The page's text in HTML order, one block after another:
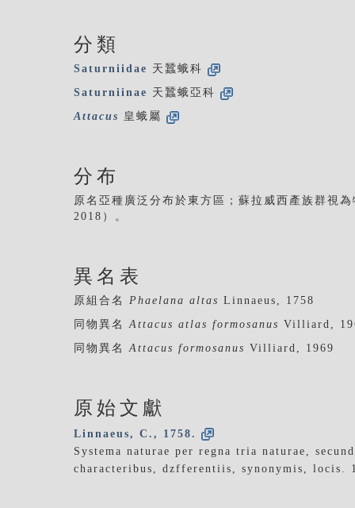
分類
Saturniidae 天蠶蛾科
Saturniinae 天蠶蛾亞科
Attacus 皇蛾屬
分布
原名亞種廣泛分布於東方區；蘇拉威西產族群
2018）。
異名表
原組合名 Phaelana altas Linnaeus, 1758
同物異名Attacus atlas formosanus Villiard,
同物異名Attacus formosanus Villiard, 1969
原始文獻
Linnaeus, C., 1758.
Systema naturae per regna tria naturae,
characteribus, dzfferentiis, synonymis, locis.